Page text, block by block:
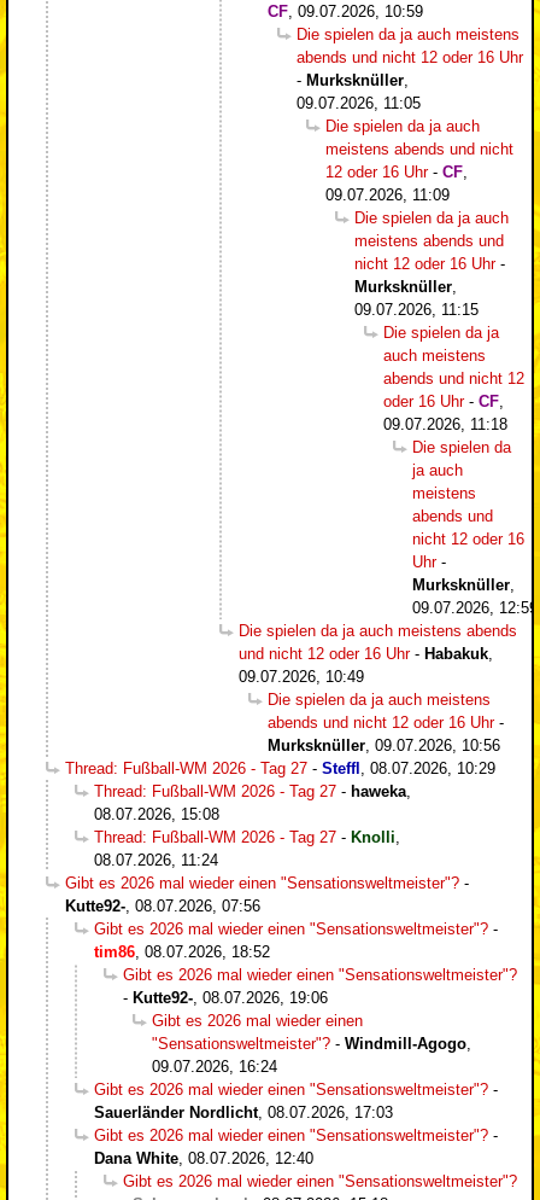
CF 09.07.2026, 10:59
Die spielen da ja auch meistens
abends und nicht 12 oder 16 Uhr
- Murksknüller
09.07.2026, 11:05
Die spielen da ja auch
meistens abends und nicht
12 oder 16 Uhr- CF
09.07.2026, 11:09
Die spielen da ja auch
meistens abends und
nicht 12 oder 16 Uhr-
Murksknüller
09.07.2026, 11:15
Die spielen da ja
auch meistens
abends und nicht 12
oder 16 Uhr- CF
09.07.2026, 11:18
Die spielen da
ja auch
meistens
abends und
nicht 12 oder 16
Uhr-
Murksknüller
09.07.2026, 12:59
Die spielen da ja auch meistens abends
und nicht 12 oder 16 Uhr- Habakuk
09.07.2026, 10:49
Die spielen da ja auch meistens
abends und nicht 12 oder 16 Uhr-
Murksknüller 09.07.2026, 10:56
Thread: Fußball-WM 2026 - Tag 27 - Steffl
08.07.2026, 10:29
Thread: Fußball-WM 2026 - Tag 27 - haweka
08.07.2026, 15:08
Thread: Fußball-WM 2026 - Tag 27 - Knolli
08.07.2026, 11:24
Gibt es 2026 mal wieder einen "Sensationsweltmeister"? -
Kutte92- 08.07.2026, 07:56
Gibt es 2026 mal wieder einen "Sensationsweltmeister"? -
tim86 08.07.2026, 18:52
Gibt es 2026 mal wieder einen "Sensationsweltmeister"?
- Kutte92- 08.07.2026, 19:06
Gibt es 2026 mal wieder einen
"Sensationsweltmeister"? - Windmill-Agogo
09.07.2026, 16:24
Gibt es 2026 mal wieder einen "Sensationsweltmeister"? -
Sauerländer Nordlicht, 08.07.2026, 17:03
Gibt es 2026 mal wieder einen "Sensationsweltmeister"? -
Dana White 08.07.2026, 12:40
Gibt es 2026 mal wieder einen "Sensationsweltmeister"?